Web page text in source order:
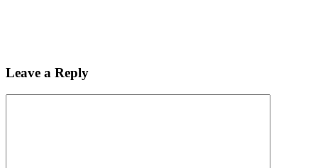
Leave a Reply